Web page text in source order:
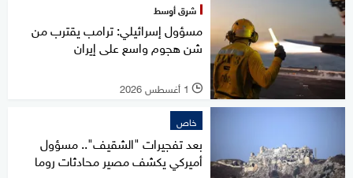
شرق أوسط
مسؤول إسرائيلي: ترامب يقترب من
شن هجوم واسع على إيران
l 1 أغسطس 2026
خاص
بعد تفجيرات "الشقيف".. مسؤول
أميركي يكشف مصير محادثات روما